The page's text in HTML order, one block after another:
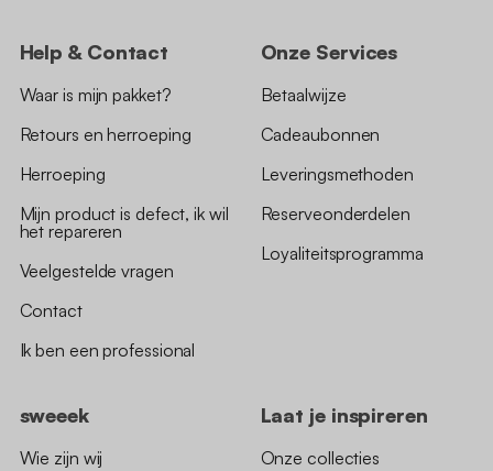
Help & Contact
Waar is mijn pakket?
Retours en herroeping
Herroeping
Mijn product is defect, ik wil
het repareren
Veelgestelde vragen
Contact
Ik ben een professional
Onze Services
Betaalwijze
Cadeaubonnen
Leveringsmethoden
Reserveonderdelen
Loyaliteitsprogramma
sweeek
Wie zijn wij
Laat je inspireren
Onze collecties